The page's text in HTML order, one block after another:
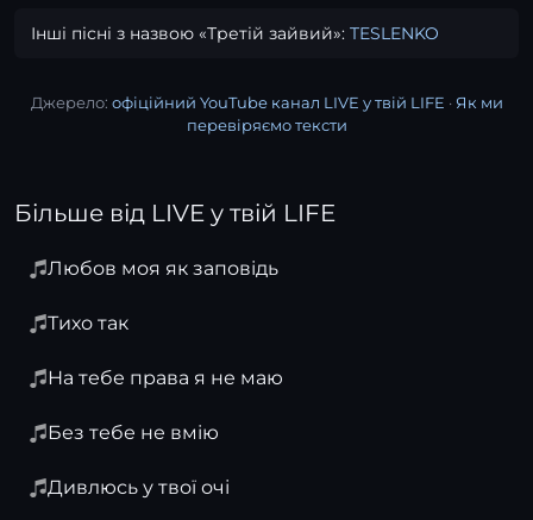
Інші пісні з назвою «Третій зайвий»: TESLENKO
Джерело: офіційний YouTube канал LIVE у твій LIFE · Як ми
перевіряємо тексти
Більше від LIVE у твій LIFE
Любов моя як заповідь
Тихо так
На тебе права я не маю
Без тебе не вмію
Дивлюсь у твої очі